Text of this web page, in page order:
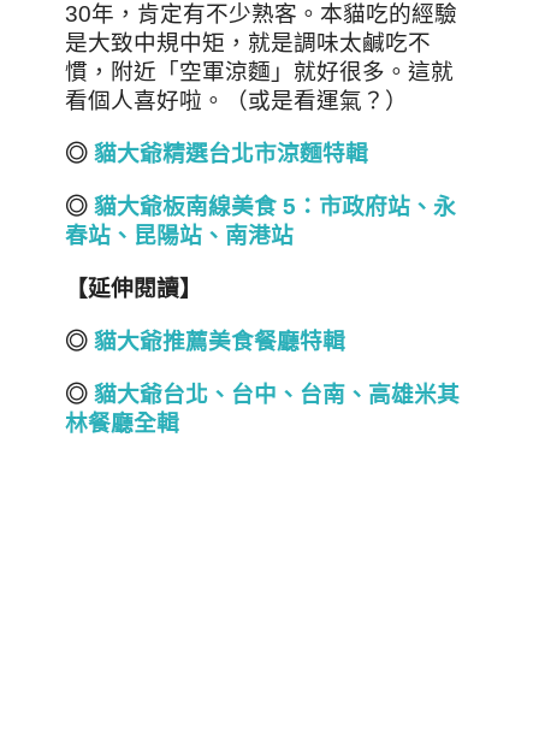
30年，肯定有不少熟客。本貓吃的經驗
是大致中規中矩，就是調味太鹹吃不
慣，附近「空軍涼麵」就好很多。這就
看個人喜好啦。（或是看運氣？）
◎ 貓大爺精選台北市涼麵特輯
◎ 貓大爺板南線美食 5 ：市政府站、永
春站、昆陽站、南港站
【延伸閱讀】
◎ 貓大爺推薦美食餐廳特輯
◎ 貓大爺台北 、 台中 、 台南 、 高雄米其
林餐廳全輯